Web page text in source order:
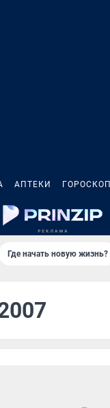
АПТЕКИ ГОРОСКОП
Где начать новую жизнь?